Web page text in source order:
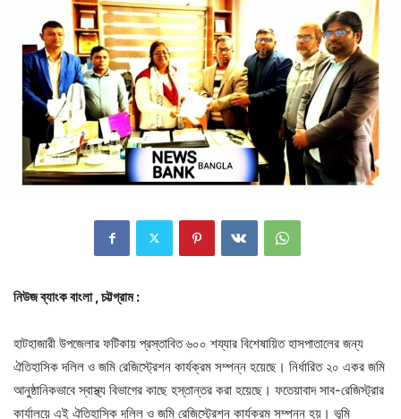
নিউজব্যাংকবাংলা , চট্টগ্রাম :
হাটহাজারী উপজেলার ফটিকায় প্রস্তাবিত ৬০০ শয্যার বিশেষায়িত হাসপাতালের জন্য
ঐতিহাসিক দলিল ও জমি রেজিস্ট্রেশন কার্যক্রম সম্পন্ন হয়েছে। নির্ধারিত ২০ একর জমি
আনুষ্ঠানিকভাবে স্বাস্থ্য বিভাগের কাছে হস্তান্তর করা হয়েছে। ফতেয়াবাদ সাব-রেজিস্ট্রার
কার্যালয়ে এই ঐতিহাসিক দলিল ও জমি রেজিস্ট্রেশন কার্যক্রম সম্পন্ন হয়। ভূমি